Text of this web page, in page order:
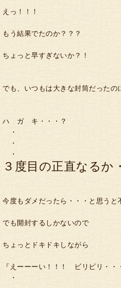
えっ！！！
もう結果でたのか？？？
ちょっと早すぎないか？！
でも、いつもは大きな封筒だったの
ハ ガ キ・・・？
・
・
・
３度目の正直なるか
今度もダメだったら・・・と思うと
でも開封するしかないので
ちょっとドキドキしながら
『えーーーい！！！ ビリビリ・・
・